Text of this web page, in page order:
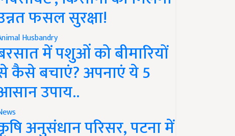
फसल सुरक्षा!
Husbandry
में पशुओं को बीमारियों
कैसे बचाएं? अपनाएं ये 5
उपाय..
अनुसंधान परिसर, पटना में